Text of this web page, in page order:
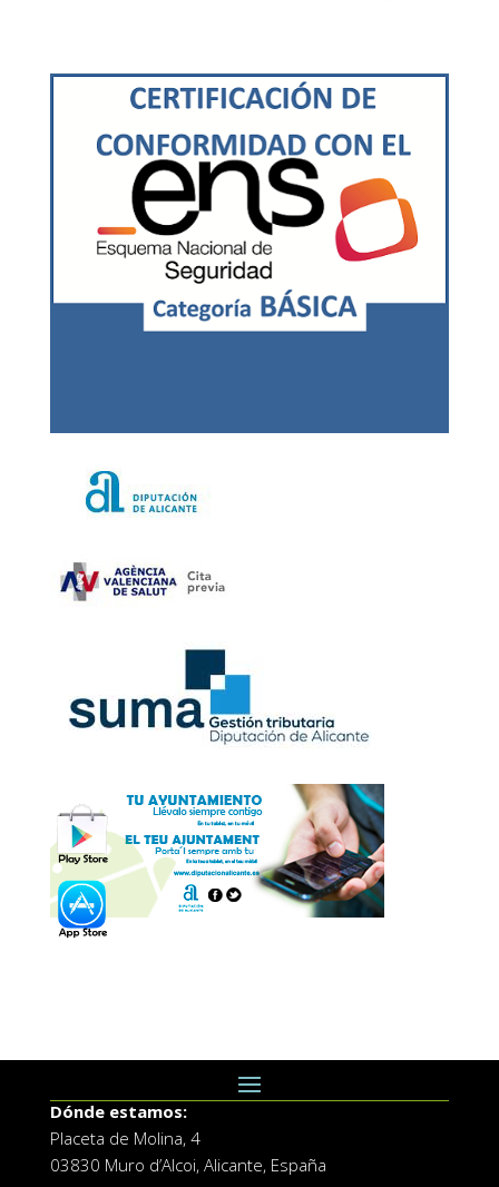
Dónde estamos:
Placeta de Molina, 4
03830 Muro d’Alcoi, Alicante, España